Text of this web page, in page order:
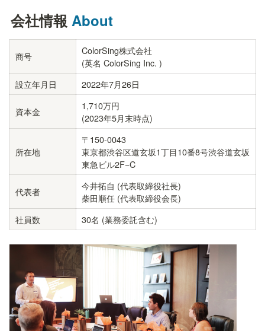
会社情報 About
商号
ColorSing株式会社
(英名 ColorSing Inc. )
設立年月日
2022年7月26日
資本金
1,710万円
(2023年5月末時点)
所在地
〒150-0043
東京都渋谷区道玄坂1丁目10番8号渋谷道玄坂
東急ビル2F−C
代表者
今井拓自 (代表取締役社長)
柴田順任 (代表取締役会長)
社員数
30名 (業務委託含む)